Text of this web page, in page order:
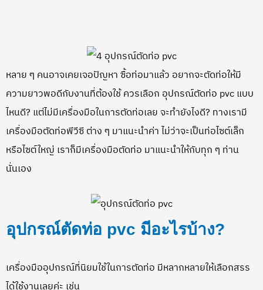
หลาย ๆ คนอาจเคยเจอปัญหา ซื้อท่อมาแล้ว อยากจะตัดท่อให้มี
ความยาวพอดีกับงานที่ต้องใช้ ควรเลือก อุปกรณ์ตัดท่อ pvc แบบ
ไหนดี? แต่ไม่มีเครื่องมือในการตัดท่อเลย จะทำยังไงดี? ทางเรามี
เครื่องมือตัดท่อพีวีซี ต่าง ๆ มาแนะนำค่า ไม่ว่าจะเป็นท่อไซต์เล็ก
หรือไซต์ใหญ่ เราก็มีเครื่องมือตัดท่อ มาแนะนำให้กับทุก ๆ ท่าน
นั่นเอง
อุปกรณ์ตัดท่อ pvc มีอะไรบ้าง?
เครื่องมืออุปกรณ์ที่นิยมใช้ในการตัดท่อ มีหลากหลายให้เลือกสรร
ได้ใช้งานเลยค่ะ เช่น